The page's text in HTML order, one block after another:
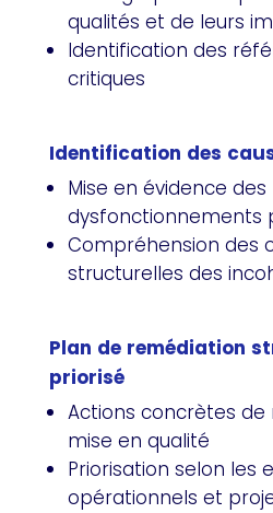
qualités et de leurs
Identification des
critiques
Identification des
Mise en évidence des
dysfonctionnements
Compréhension des
structurelles des
Plan de remédiation
priorisé
Actions concrètes
mise en qualité
Priorisation selon les
opérationnels et